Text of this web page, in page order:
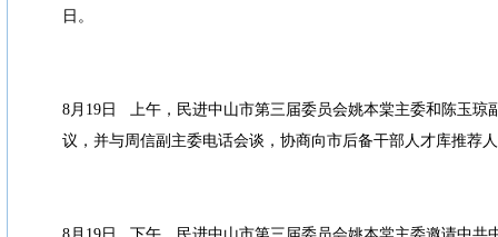
日。
8月19日 上午，民进中山市第三届委员会姚本棠主委和陈玉琼
议，并与周信副主委电话会谈，协商向市后备干部人才库推荐